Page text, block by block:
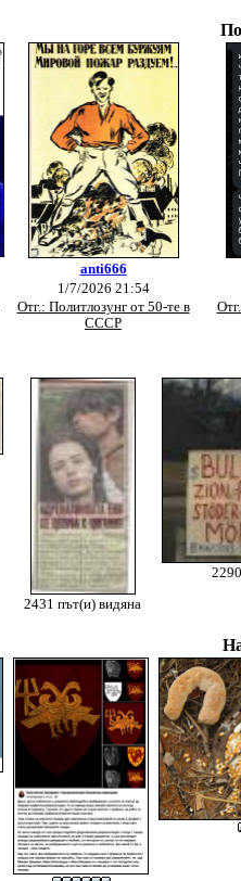
anti666
1/7/2026 21:54
Отг.: Политлозунг от 50-те в
СССР
2431 път(и) видяна